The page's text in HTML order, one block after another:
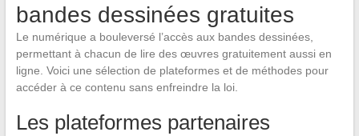
bandes dessinées gratuites
Le numérique a bouleversé l’accès aux bandes dessinées,
permettant à chacun de lire des œuvres gratuitement aussi en
ligne. Voici une sélection de plateformes et de méthodes pour
accéder à ce contenu sans enfreindre la loi.
Les plateformes partenaires